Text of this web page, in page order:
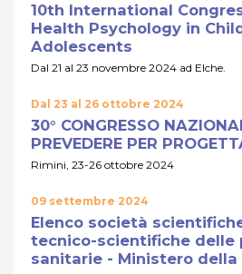
10th International
Health Psychology in
Adolescents
Dal 21 al 23 novembre 2024 ad Elche.
Dal 23 al 26 ottobre 2024
30° CONGRESSO
PREVEDERE PER
Rimini, 23-26 ottobre 2024
09 settembre 2024
Elenco società
tecnico-scientifiche delle
sanitarie - Ministero della